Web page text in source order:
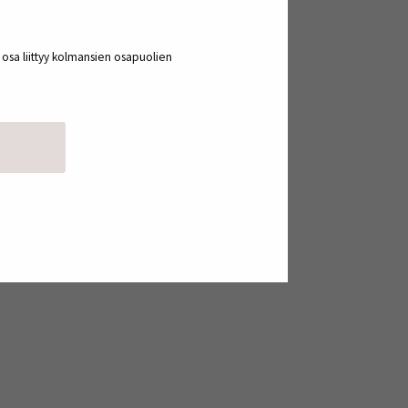
liittyy kolmansien osapuolien
että tapamme ja toimintamme –
ovat muuttuneet viime
ja mainonta-alalla. Ajan ilmiöt,
Vaikutukset ulottuvat
uudelleen.